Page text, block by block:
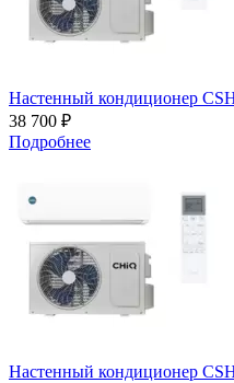
Настенный кондиционер
38 700 ₽
Подробнее
Настенный кондиционер